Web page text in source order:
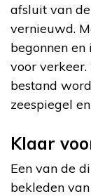
afsluit van
vernieuwd.
begonnen
voor
bestand
zeespiegel
Klaar
Een van de
bekleden